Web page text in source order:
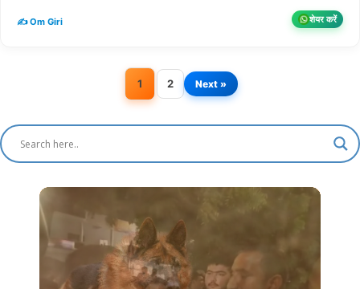
✍️ Om Giri शेयर करें
1 2 Next »